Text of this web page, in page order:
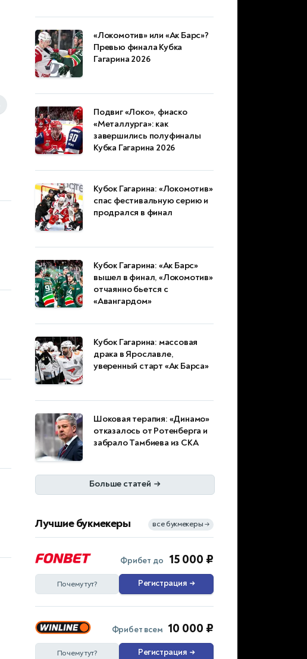
«Локомотив» или «Ак Барс»?
Превью финала Кубка
Гагарина 2026
Подвиг «Локо», фиаско
«Металлурга»: как
завершились полуфиналы
Кубка Гагарина 2026
Кубок Гагарина: «Локомотив»
спас фестивальную серию и
продрался в финал
Кубок Гагарина: «Ак Барс»
вышел в финал, «Локомотив»
отчаянно бьется с
«Авангардом»
Кубок Гагарина: массовая
драка в Ярославле,
уверенный старт «Ак Барса»
Шоковая терапия: «Динамо»
отказалось от Ротенберга и
забрало Тамбиева из СКА
Больше статей →
Лучшие букмекеры все букмекеры →
Фрибет до 15 000 ₽
Почему тут? Регистрация →
Фрибет всем 10 000 ₽
Почему тут? Регистрация →